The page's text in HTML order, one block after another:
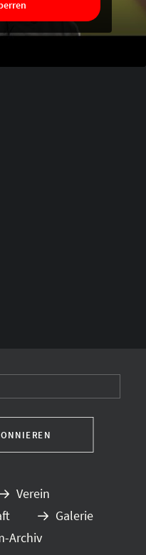
Verein
Galerie
Archiv